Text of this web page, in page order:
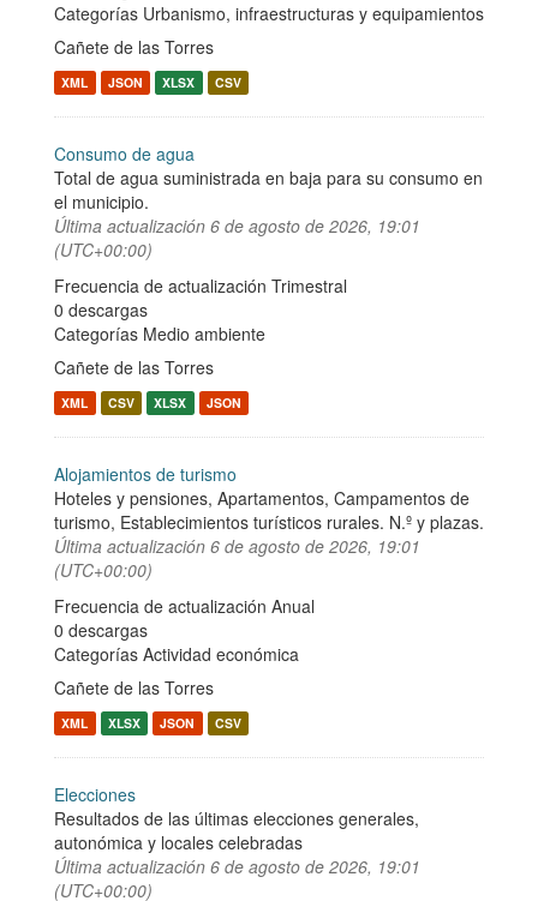
Categorías Urbanismo, infraestructuras y equipamientos
Cañete de las Torres
XML JSON XLSX CSV
Consumo de agua
Total de agua suministrada en baja para su consumo en
el municipio.
Última actualización 6 de agosto de 2026, 19:01
(UTC+00:00)
Frecuencia de actualización Trimestral
0 descargas
Categorías Medio ambiente
Cañete de las Torres
XML CSV XLSX JSON
Alojamientos de turismo
Hoteles y pensiones, Apartamentos, Campamentos de
turismo, Establecimientos turísticos rurales. N.º y plazas.
Última actualización 6 de agosto de 2026, 19:01
(UTC+00:00)
Frecuencia de actualización Anual
0 descargas
Categorías Actividad económica
Cañete de las Torres
XML XLSX JSON CSV
Elecciones
Resultados de las últimas elecciones generales,
autonómica y locales celebradas
Última actualización 6 de agosto de 2026, 19:01
(UTC+00:00)